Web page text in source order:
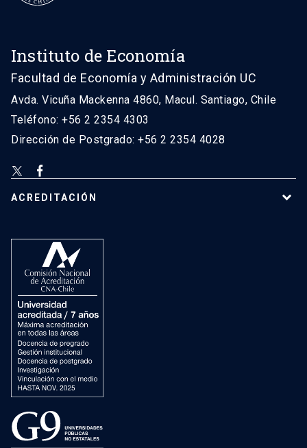
Instituto de Economía
Facultad de Economía y Administración UC
Avda. Vicuña Mackenna 4860, Macul. Santiago, Chile
Teléfono: +56 2 2354 4303
Dirección de Postgrado: +56 2 2354 4028
ACREDITACIÓN